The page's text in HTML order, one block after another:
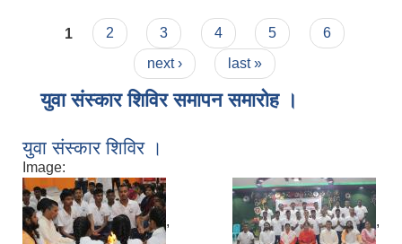
Pages
1 2 3 4 5
6
next ›
last »
युवा संस्कार शिविर समापन समारोह ।
युवा संस्कार शिविर ।
Image:
, ,